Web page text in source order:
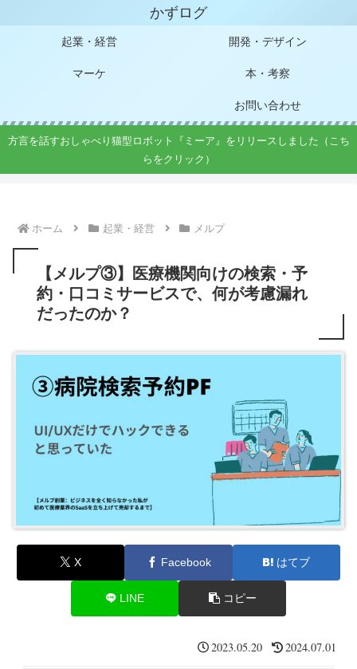
かずログ
起業・経営 開発・デザイン
マーケ 本・考察
お問い合わせ
方言を話すおしゃべり猫型ロボット『ミーア』をリリースしました（こち
らをクリック）
ホーム 起業・経営 メルプ
【メルプ③】医療機関向けの検索・予
約・口コミサービスで、何が考慮漏れ
だったのか？
X Facebook はてブ
LINE コピー
2023.05.20 2024.07.01